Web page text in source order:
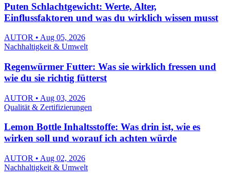
Puten Schlachtgewicht: Werte, Alter,
Einflussfaktoren und was du wirklich wissen musst
AUTOR • Aug 05, 2026
Nachhaltigkeit & Umwelt
Regenwürmer Futter: Was sie wirklich fressen und
wie du sie richtig fütterst
AUTOR • Aug 03, 2026
Qualität & Zertifizierungen
Lemon Bottle Inhaltsstoffe: Was drin ist, wie es
wirken soll und worauf ich achten würde
AUTOR • Aug 02, 2026
Nachhaltigkeit & Umwelt